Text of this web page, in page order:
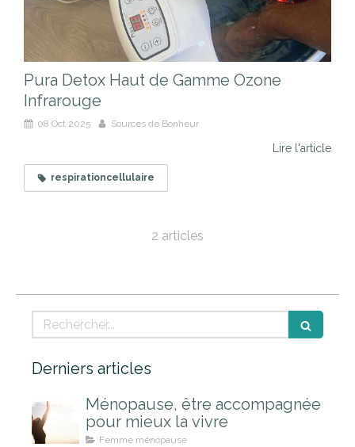
Pura Detox Haut de Gamme Ozone
Infrarouge
08 Oct 2025 Sources de Bonheur
Lire l'article
respirationcellulaire
2 articles
Rechercher
Derniers articles
Ménopause, être accompagnée
pour mieux la vivre
Femme ménopause